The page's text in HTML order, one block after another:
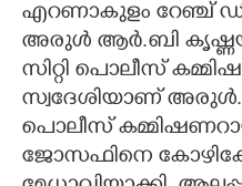
എറണാകുളം റേഞ്ച്
അരുൾ ആർ.ബി
സിറ്റി പൊലീസ്
സ്വദേശിയാണ് അരുൾ.
പൊലീസ്
ജോസഫിനെ